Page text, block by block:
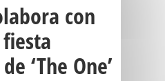
con
‘The One’